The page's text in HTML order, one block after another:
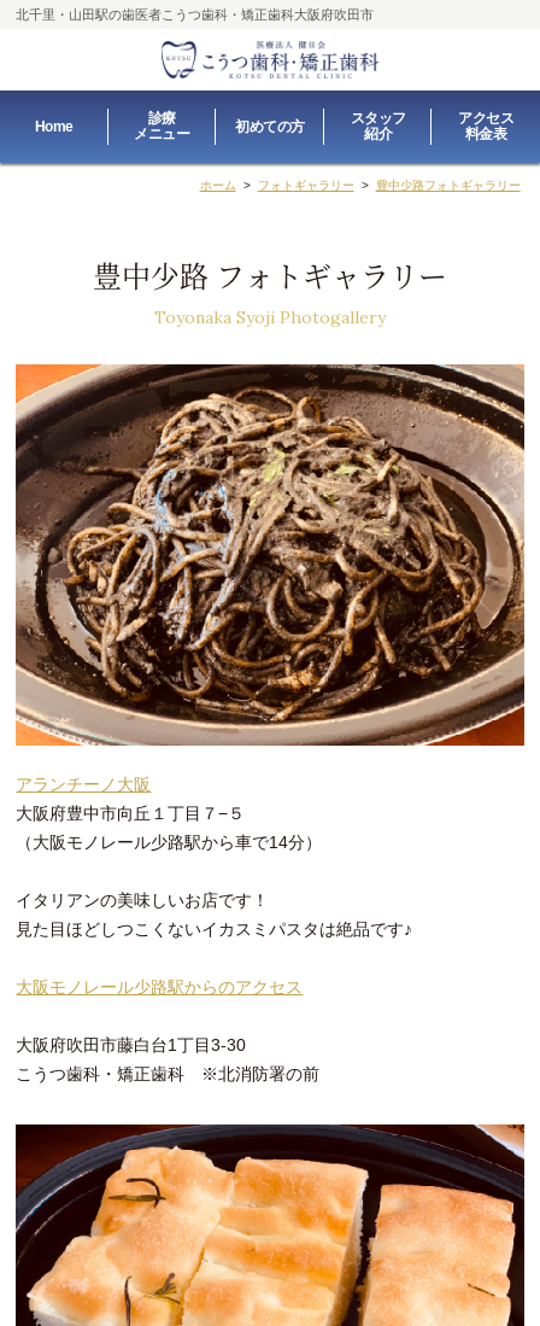
北千里・山田駅の歯医者こうつ歯科・矯正歯科大阪府吹田市
Home
診療
メニュー
初めての方
スタッフ
紹介
アクセス
料金表
ホーム > フォトギャラリー > 豊中少路フォトギャラリー
豊中少路 フォトギャラリー
Toyonaka Syoji Photogallery
アランチーノ大阪
大阪府豊中市向丘１丁目７−５
（大阪モノレール少路駅から車で14分）
イタリアンの美味しいお店です！
見た目ほどしつこくないイカスミパスタは絶品です♪
大阪モノレール少路駅からのアクセス
大阪府吹田市藤白台1丁目3-30
こうつ歯科・矯正歯科 ※北消防署の前